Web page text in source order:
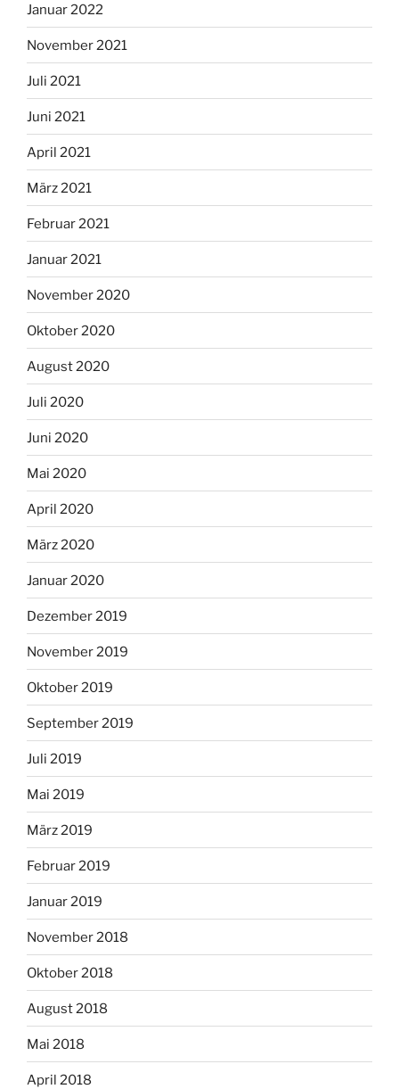
Januar 2022
November 2021
Juli 2021
Juni 2021
April 2021
März 2021
Februar 2021
Januar 2021
November 2020
Oktober 2020
August 2020
Juli 2020
Juni 2020
Mai 2020
April 2020
März 2020
Januar 2020
Dezember 2019
November 2019
Oktober 2019
September 2019
Juli 2019
Mai 2019
März 2019
Februar 2019
Januar 2019
November 2018
Oktober 2018
August 2018
Mai 2018
April 2018